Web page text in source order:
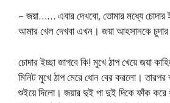
– জয়া…… এবার দেখবো, তোমার মধ্যে চোদার
আমার খেল দেখবা এখন। জয়া আহসানকে চুদার
চোদার ইচ্ছা জাগবে কি! মুখে ঠাপ খেয়ে জয়া
মিনিট মুখে ঠাপ মেরে ধোন বের করলো। তারপর
শুইয়ে দিলো। জয়ার দুই পা দুই দিকে ফাঁক